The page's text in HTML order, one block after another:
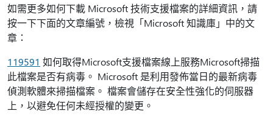
如需更多如何下載 Microsoft 技術支援檔案的詳細資訊，請
按一下下面的文章編號，檢視「Microsoft 知識庫」中的文
章：
119591 如何取得Microsoft支援檔案線上服務Microsoft掃描
此檔案是否有病毒。 Microsoft 是利用發佈當日的最新病毒
偵測軟體來掃描檔案。 檔案會儲存在安全性強化的伺服器
上，以避免任何未經授權的變更。